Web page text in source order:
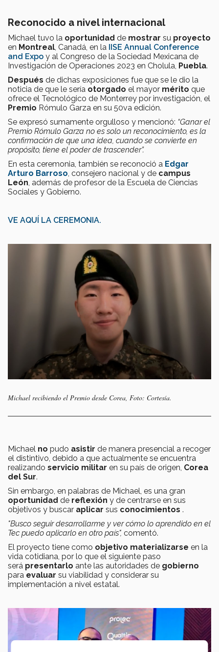
Reconocido a nivel internacional
Michael tuvo la oportunidad de mostrar su proyecto
en Montreal, Canadá, en la IISE Annual Conference
and Expo y al Congreso de la Sociedad Mexicana de
Investigación de Operaciones 2023 en Cholula, Puebla.
Después de dichas exposiciones fue que se le dio la
noticia de que le sería otorgado el mayor mérito que
ofrece el Tecnológico de Monterrey por investigación, el
Premio Rómulo Garza en su 50va edición.
Se expresó sumamente orgulloso y mencionó: “Ganar el
Premio Rómulo Garza no es solo un reconocimiento, es la
confirmación de que una idea, cuando se convierte en
propósito, tiene el poder de trascender”.
En esta ceremonia, también se reconoció a Edgar
Arturo Barroso, consejero nacional y de campus
León, además de profesor de la Escuela de Ciencias
Sociales y Gobierno.
VE AQUÍ LA CEREMONIA.
Michael recibiendo el Premio desde Corea, Foto: Cortesía.
Michael no pudo asistir de manera presencial a recoger
el distintivo, debido a que actualmente se encuentra
realizando servicio militar en su país de origen, Corea
del Sur.
Sin embargo, en palabras de Michael, es una gran
oportunidad de reflexión y de centrarse en sus
objetivos y buscar aplicar sus conocimientos .
"Busco seguir desarrollarme y ver cómo lo aprendido en el
Tec puedo aplicarlo en otro país", comentó.
El proyecto tiene como objetivo materializarse en la
vida cotidiana, por lo que el siguiente paso
será presentarlo ante las autoridades de gobierno
para evaluar su viabilidad y considerar su
implementación a nivel estatal.